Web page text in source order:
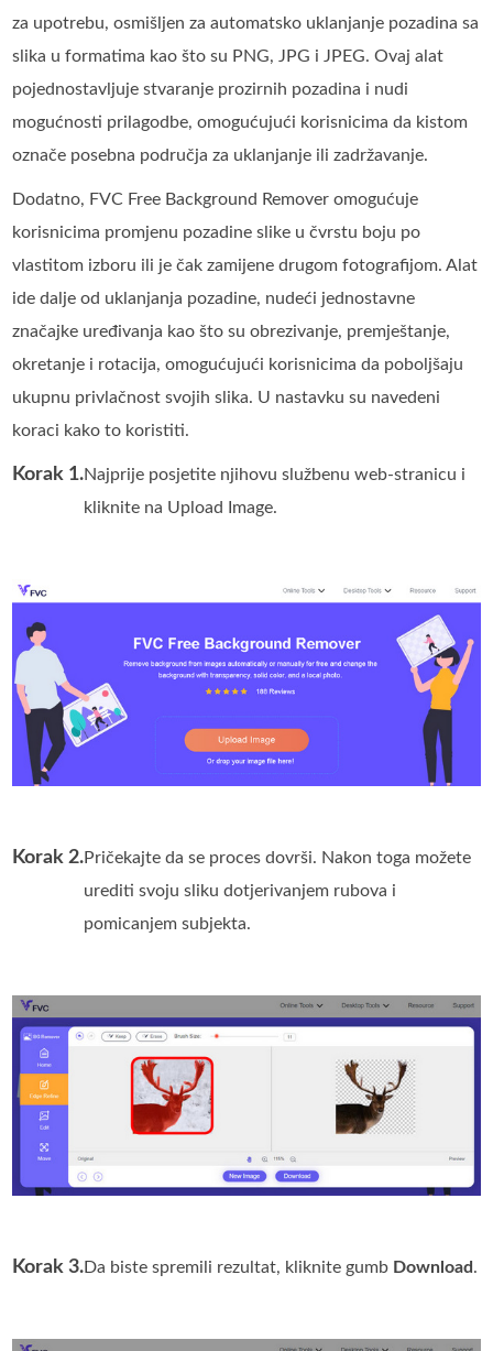
za upotrebu, osmišljen za automatsko uklanjanje pozadina sa
slika u formatima kao što su PNG, JPG i JPEG. Ovaj alat
pojednostavljuje stvaranje prozirnih pozadina i nudi
mogućnosti prilagodbe, omogućujući korisnicima da kistom
označe posebna područja za uklanjanje ili zadržavanje.
Dodatno, FVC Free Background Remover omogućuje
korisnicima promjenu pozadine slike u čvrstu boju po
vlastitom izboru ili je čak zamijene drugom fotografijom. Alat
ide dalje od uklanjanja pozadine, nudeći jednostavne
značajke uređivanja kao što su obrezivanje, premještanje,
okretanje i rotacija, omogućujući korisnicima da poboljšaju
ukupnu privlačnost svojih slika. U nastavku su navedeni
koraci kako to koristiti.
Korak 1.Najprije posjetite njihovu službenu web-stranicu i
kliknite na Upload Image.
Korak 2.Pričekajte da se proces dovrši. Nakon toga možete
urediti svoju sliku dotjerivanjem rubova i
pomicanjem subjekta.
Korak 3.Da biste spremili rezultat, kliknite gumb Download .